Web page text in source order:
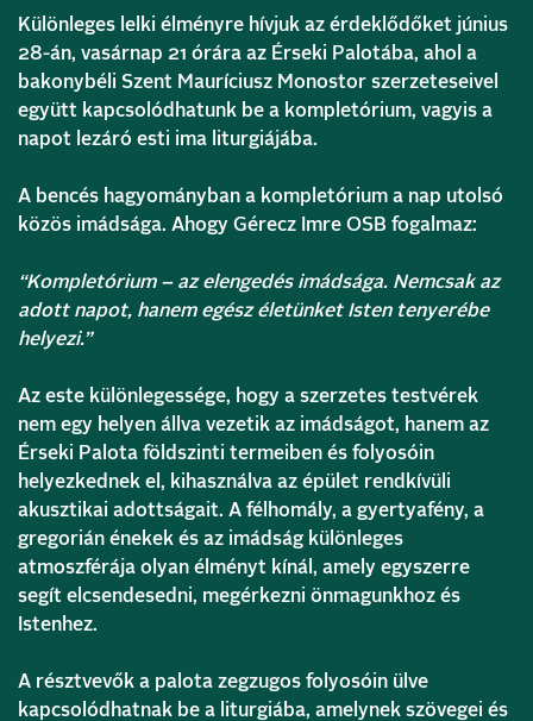
Különleges lelki élményre hívjuk az érdeklődőket június
28-án, vasárnap 21 órára az Érseki Palotába, ahol a
bakonybéli Szent Mauríciusz Monostor szerzeteseivel
együtt kapcsolódhatunk be a kompletórium, vagyis a
napot lezáró esti ima liturgiájába.
A bencés hagyományban a kompletórium a nap utolsó
közös imádsága. Ahogy Gérecz Imre OSB fogalmaz:
“Kompletórium – az elengedés imádsága. Nemcsak az
adott napot, hanem egész életünket Isten tenyerébe
helyezi.”
Az este különlegessége, hogy a szerzetes testvérek
nem egy helyen állva vezetik az imádságot, hanem az
Érseki Palota földszinti termeiben és folyosóin
helyezkednek el, kihasználva az épület rendkívüli
akusztikai adottságait. A félhomály, a gyertyafény, a
gregorián énekek és az imádság különleges
atmoszférája olyan élményt kínál, amely egyszerre
segít elcsendesedni, megérkezni önmagunkhoz és
Istenhez.
A résztvevők a palota zegzugos folyosóin ülve
kapcsolódhatnak be a liturgiába, amelynek szövegei és